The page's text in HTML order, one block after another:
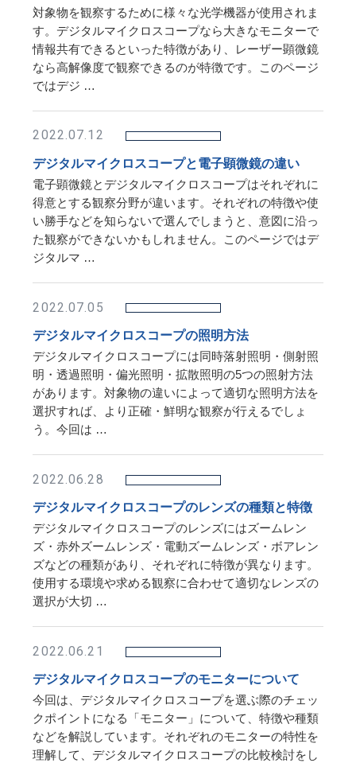
対象物を観察するために様々な光学機器が使用されま
す。デジタルマイクロスコープなら大きなモニターで
情報共有できるといった特徴があり、レーザー顕微鏡
なら高解像度で観察できるのが特徴です。このページ
ではデジ …
2022.07.12
デジタルマイクロスコープと電子顕微鏡の違い
電子顕微鏡とデジタルマイクロスコープはそれぞれに
得意とする観察分野が違います。それぞれの特徴や使
い勝手などを知らないで選んでしまうと、意図に沿っ
た観察ができないかもしれません。このページではデ
ジタルマ …
2022.07.05
デジタルマイクロスコープの照明方法
デジタルマイクロスコープには同時落射照明・側射照
明・透過照明・偏光照明・拡散照明の5つの照射方法
があります。対象物の違いによって適切な照明方法を
選択すれば、より正確・鮮明な観察が行えるでしょ
う。今回は …
2022.06.28
デジタルマイクロスコープのレンズの種類と特徴
デジタルマイクロスコープのレンズにはズームレン
ズ・赤外ズームレンズ・電動ズームレンズ・ボアレン
ズなどの種類があり、それぞれに特徴が異なります。
使用する環境や求める観察に合わせて適切なレンズの
選択が大切 …
2022.06.21
デジタルマイクロスコープのモニターについて
今回は、デジタルマイクロスコープを選ぶ際のチェッ
クポイントになる「モニター」について、特徴や種類
などを解説しています。それぞれのモニターの特性を
理解して、デジタルマイクロスコープの比較検討をし